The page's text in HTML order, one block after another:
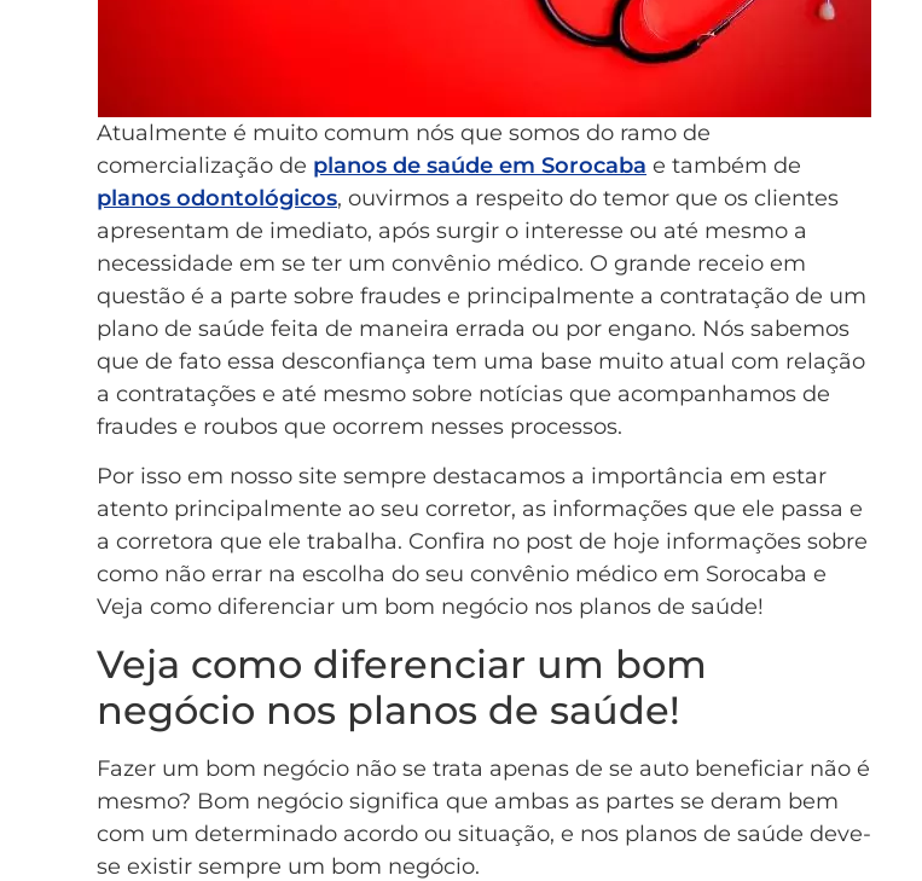
Atualmente é muito comum nós que somos do ramo de
comercialização de planos de saúde em Sorocaba e também de
planos odontológicos, ouvirmos a respeito do temor que os clientes
apresentam de imediato, após surgir o interesse ou até mesmo a
necessidade em se ter um convênio médico. O grande receio em
questão é a parte sobre fraudes e principalmente a contratação de um
plano de saúde feita de maneira errada ou por engano. Nós sabemos
que de fato essa desconfiança tem uma base muito atual com relação
a contratações e até mesmo sobre notícias que acompanhamos de
fraudes e roubos que ocorrem nesses processos.
Por isso em nosso site sempre destacamos a importância em estar
atento principalmente ao seu corretor, as informações que ele passa e
a corretora que ele trabalha. Confira no post de hoje informações sobre
como não errar na escolha do seu convênio médico em Sorocaba e
Veja como diferenciar um bom negócio nos planos de saúde!
Veja como diferenciar um bom
negócio nos planos de saúde!
Fazer um bom negócio não se trata apenas de se auto beneficiar não é
mesmo? Bom negócio significa que ambas as partes se deram bem
com um determinado acordo ou situação, e nos planos de saúde deve-
se existir sempre um bom negócio.